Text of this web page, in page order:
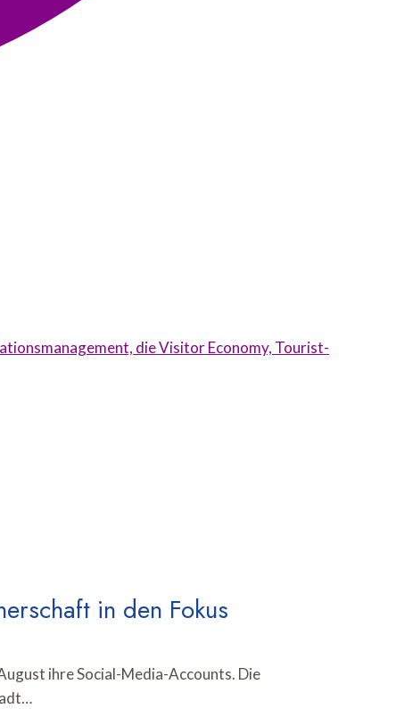
die Visitor Economy, Tourist-
in den Fokus
ihre Social-Media-Accounts. Die